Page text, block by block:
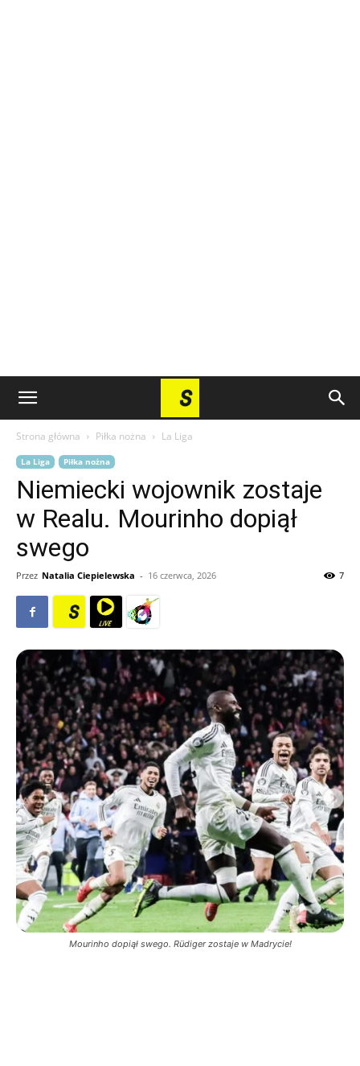
Strona główna Piłka nożna La Liga
La Liga Piłka nożna
Niemiecki wojownik zostaje
w Realu. Mourinho dopiął
swego
Przez Natalia Ciepielewska - 16 czerwca, 2026 7
Mourinho dopiął swego. Rüdiger zostaje w Madrycie!